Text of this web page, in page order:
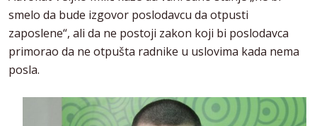
smelo da bude izgovor poslodavcu da otpusti
zaposlene“, ali da ne postoji zakon koji bi poslodavca
primorao da ne otpušta radnike u uslovima kada nema
posla.